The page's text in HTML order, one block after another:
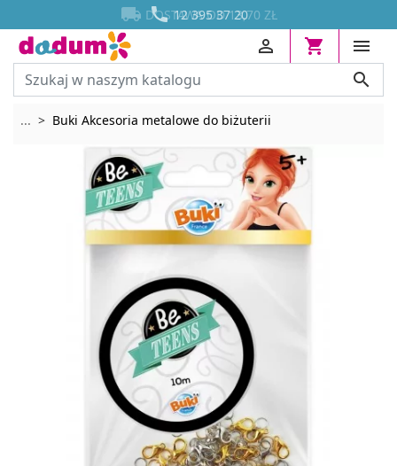
 12 395 37 20
 DOSTAWA OD 13,70 ZŁ






... Rozwiń breadcrumbs
Buki Akcesoria metalowe do biżuterii